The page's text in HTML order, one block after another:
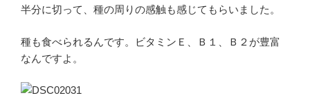
半分に切って、種の周りの感触も感じてもらいました。
種も食べられるんです。ビタミンＥ、Ｂ１、Ｂ２が豊富
なんですよ。